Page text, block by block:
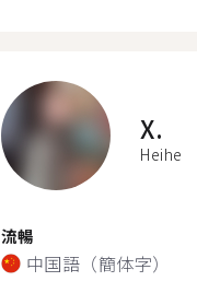
X.
Heihe
流暢
中国語（簡体字）